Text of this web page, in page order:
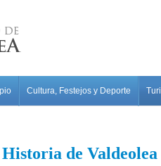
Cultura, Festejos y Deporte
Historia de Valdeolea